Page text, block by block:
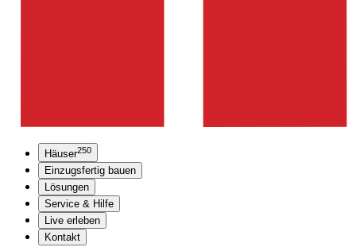
Häuser250
Einzugsfertig bauen
Lösungen
Service & Hilfe
Live erleben
Kontakt